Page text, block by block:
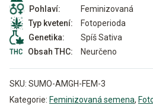
Pohlaví:
Feminizovaná
Typ kvetení:
Fotoperioda
Genetika:
Spíš Sativa
Obsah THC:
Neurčeno
SKU: SUMO-AMGH-FEM-3
Kategorie: Feminizovaná semena,